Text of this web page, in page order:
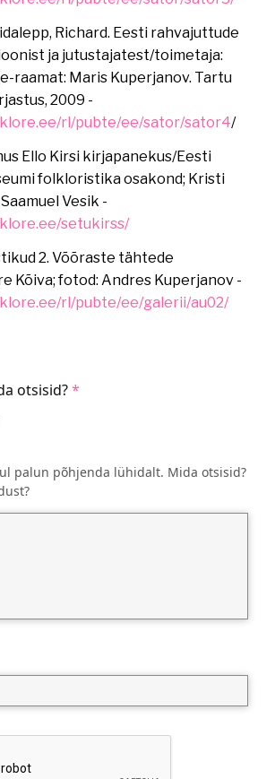
Richard. Eesti rahvajuttude
ja jutustajatest/toimetaja:
raamat: Maris Kuperjanov. Tartu
2009 -
rl/pubte/ee/sator/sator4/
Ello Kirsi kirjapanekus/Eesti
folkloristika osakond; Kristi
Vesik -
setukirss/
2. Võõraste tähtede
Kõiva; fotod: Andres Kuperjanov -
rl/pubte/ee/galerii/au02/
otsisid?
palun põhjenda lühidalt. Mida otsisid?